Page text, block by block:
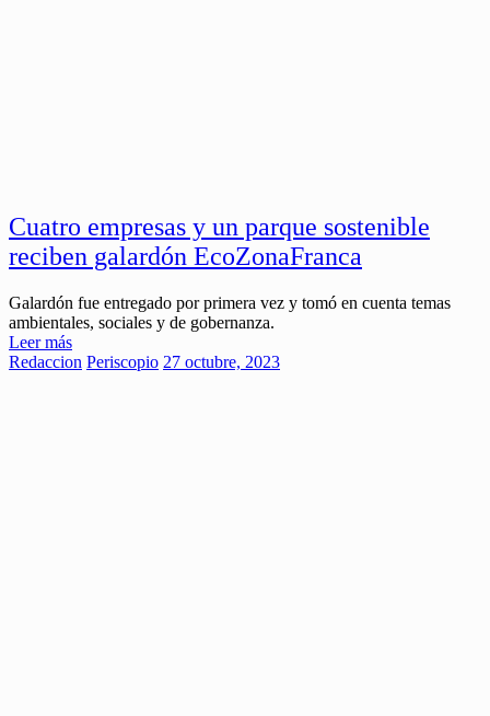
Cuatro empresas y un parque sostenible
reciben galardón EcoZonaFranca
Galardón fue entregado por primera vez y tomó en cuenta temas
ambientales, sociales y de gobernanza.
Leer más
Redaccion Periscopio 27 octubre, 2023